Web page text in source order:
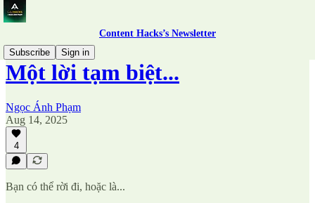
Content Hacks’s Newsletter
Subscribe
Sign in
Một lời tạm biệt...
Ngọc Ánh Phạm
Aug 14, 2025
4
Bạn có thể rời đi, hoặc là...